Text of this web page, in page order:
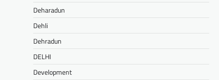
Deharadun
Dehli
Dehradun
DELHI
Development